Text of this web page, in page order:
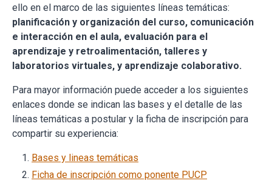
ello en el marco de las siguientes líneas temáticas:
planificación y organización del curso, comunicación
e interacción en el aula, evaluación para el
aprendizaje y retroalimentación, talleres y
laboratorios virtuales, y aprendizaje colaborativo.
Para mayor información puede acceder a los siguientes
enlaces donde se indican las bases y el detalle de las
líneas temáticas a postular y la ficha de inscripción para
compartir su experiencia:
Bases y lineas temáticas
Ficha de inscripción como ponente PUCP